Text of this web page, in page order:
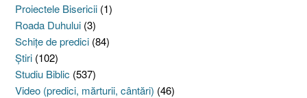
Proiectele Bisericii (1)
Roada Duhului (3)
Schiţe de predici (84)
Ştiri (102)
Studiu Biblic (537)
Video (predici, mărturii, cântări) (46)